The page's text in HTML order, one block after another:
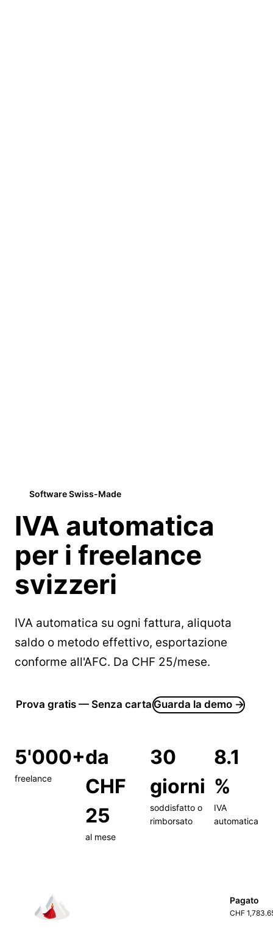
Software Swiss-Made
IVA automatica
per i freelance
svizzeri
IVA automatica su ogni fattura, aliquota
saldo o metodo effettivo, esportazione
conforme all'AFC. Da CHF 25/mese.
Prova gratis — Senza cartaGuarda la demo →
5'000+
freelance
da
CHF
25
al mese
30
giorni
soddisfatto o
rimborsato
8.1
%
IVA
automatica
Pagato
CHF